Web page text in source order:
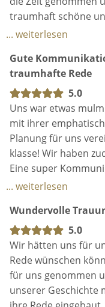
möchte, wäre diese
erste Wahl. Als
Gäste
Wer sich da nicht
Lachen in den Keller.
traumhaft schöne
schreiben. Sie hat
... weiterlesen
Gute
traumhafte Rede
5.0
Uns war etwas
mit ihrer
Planung für uns
klasse! Wir haben
Eine super
Leistungsverhältnis.
nehmen.
Die Rede war
witzig.
Genau die richtige
... weiterlesen
Wundervolle
5.0
Wir hätten uns für
Rede wünschen
für uns genommen
unserer Geschichte